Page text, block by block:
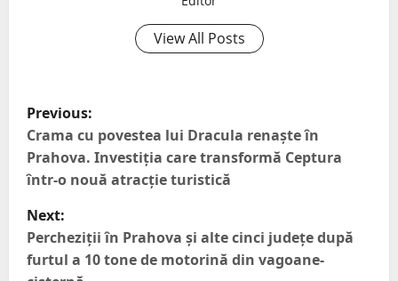
View All Posts
Previous:
Crama cu povestea lui Dracula renaște în
Prahova. Investiția care transformă Ceptura
într-o nouă atracție turistică
Next:
Percheziții în Prahova și alte cinci județe după
furtul a 10 tone de motorină din vagoane-